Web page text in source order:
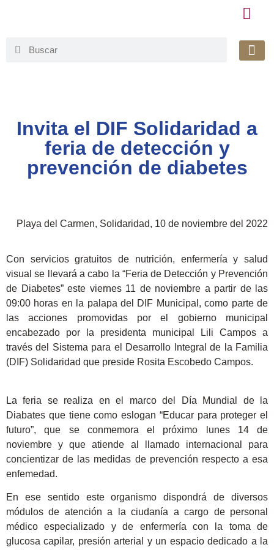
Invita el DIF Solidaridad a
feria de detección y
prevención de diabetes
Playa del Carmen, Solidaridad, 10 de noviembre del 2022
Con servicios gratuitos de nutrición, enfermería y salud
visual se llevará a cabo la “Feria de Detección y Prevención
de Diabetes” este viernes 11 de noviembre a partir de las
09:00 horas en la palapa del DIF Municipal, como parte de
las acciones promovidas por el gobierno municipal
encabezado por la presidenta municipal Lili Campos a
través del Sistema para el Desarrollo Integral de la Familia
(DIF) Solidaridad que preside Rosita Escobedo Campos.
La feria se realiza en el marco del Día Mundial de la
Diabates que tiene como eslogan “Educar para proteger el
futuro”, que se conmemora el próximo lunes 14 de
noviembre y que atiende al llamado internacional para
concientizar de las medidas de prevención respecto a esa
enfemedad.
En ese sentido este organismo dispondrá de diversos
módulos de atención a la ciudanía a cargo de personal
médico especializado y de enfermería con la toma de
glucosa capilar, presión arterial y un espacio dedicado a la